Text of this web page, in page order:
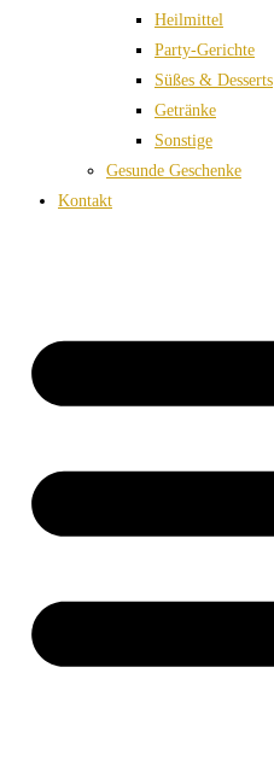
Heilmittel
Party-Gerichte
Süßes & Desserts
Getränke
Sonstige
Gesunde Geschenke
Kontakt